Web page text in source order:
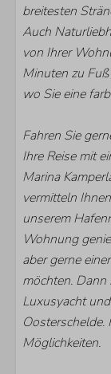
breitesten
Auch
von Ihrer
Minuten zu
wo Sie eine
Fahren Sie
Ihre Reise mit
Marina
vermitteln
unserem
Wohnung
aber gerne
möchten. Dann
Luxusyacht
Oosterschelde.
Möglichkeiten.